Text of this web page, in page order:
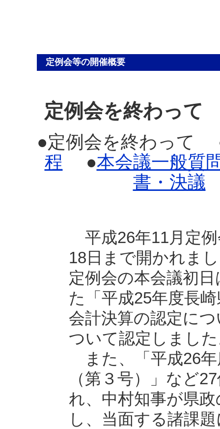
定例会等の開催概要
定例会を終わって
●定例会を終わって
程 ●本会議一般質
書・決議
平成26年11月定
18日まで開かれま
定例会の本会議初
た「平成25年度長
会計決算の認定に
ついて認定しまし
また、「平成26年
（第３号）」など
れ、中村知事が県
し、当面する諸課